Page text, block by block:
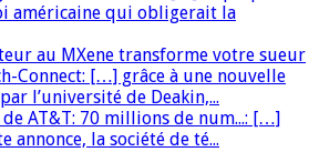
américaine qui obligerait la
au MXene transforme votre sueur
Connect: […] grâce à une nouvelle
l’université de Deakin,...
AT&T: 70 millions de num...: […]
annonce, la société de té...